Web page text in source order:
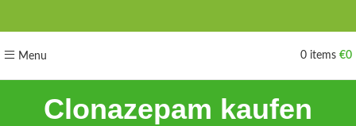
Menu 0 items €0
Clonazepam kaufen